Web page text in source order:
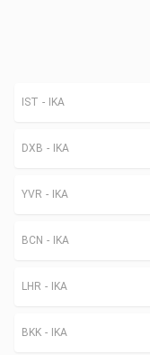
IKA
IST
IKA
DXB
IKA
YVR
IKA
BCN
IKA
LHR
IKA
BKK